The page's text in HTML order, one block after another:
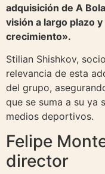
adquisición de A
visión a largo plazo
crecimiento».
Stilian Shishkov,
relevancia de esta
del grupo,
que se suma a su
medios deportivos.
Felipe
director